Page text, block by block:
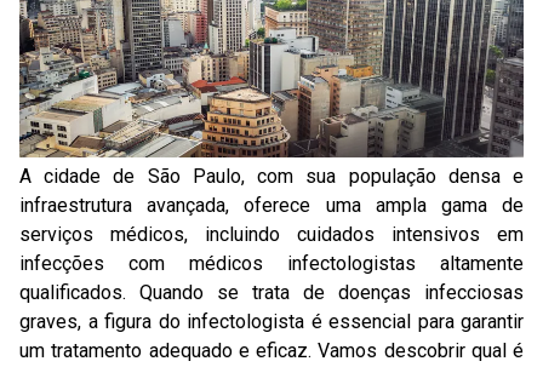
A cidade de São Paulo, com sua população densa e
infraestrutura avançada, oferece uma ampla gama de
serviços médicos, incluindo cuidados intensivos em
infecções com médicos infectologistas altamente
qualificados. Quando se trata de doenças infecciosas
graves, a figura do infectologista é essencial para garantir
um tratamento adequado e eficaz. Vamos descobrir qual é